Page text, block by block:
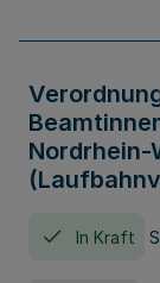
Nordrhein-
In Kraft